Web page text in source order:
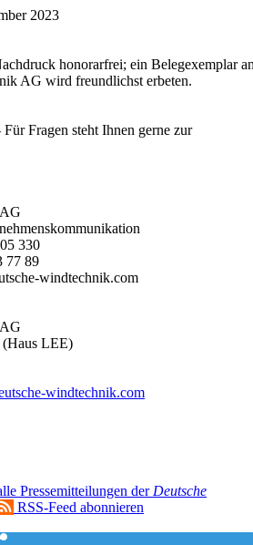
2023
honorarfrei; ein Belegexemplar
AG wird freundlichst erbeten.
Fragen steht Ihnen gerne zur
330
77 89
windtechnik.com
(Haus LEE)
windtechnik.com
Pressemitteilungen der Deutsche
RSS-Feed abonnieren